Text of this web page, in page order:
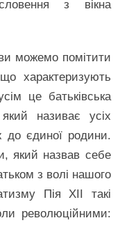
з вікна
можемо помітити
характеризують
це батьківська
називає усіх
до єдиної родини.
який назвав себе
з волі нашого
Пія ХІІ такі
революційними: